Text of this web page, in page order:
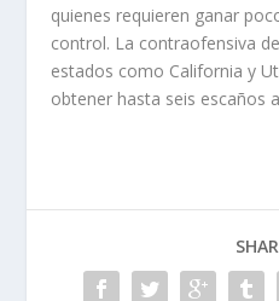
quienes requieren ganar
control. La contraofensiva
estados como California y
obtener hasta seis escaños